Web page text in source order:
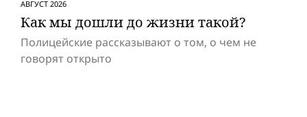
АВГУСТ 2026
Как мы дошли до жизни такой?
Полицейские рассказывают о том, о чем не
говорят открыто